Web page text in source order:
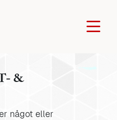
&
något eller